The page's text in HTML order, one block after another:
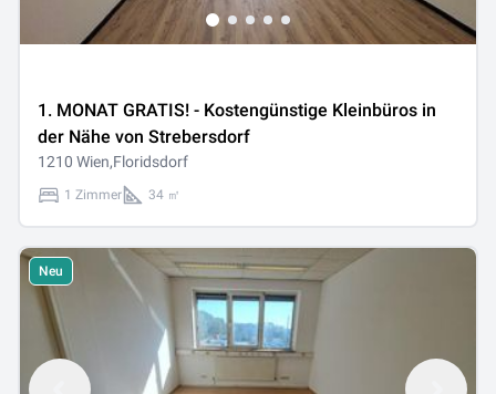
1. MONAT GRATIS! - Kostengünstige Kleinbüros in
der Nähe von Strebersdorf
1210 Wien,Floridsdorf
1 Zimmer 34 ㎡
Neu